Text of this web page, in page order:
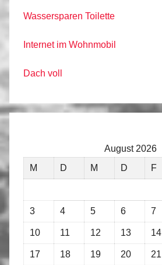
Wassersparen Toilette
Internet im Wohnmobil
Dach voll
August 2026
M
D M D F
3 4 5 6 7
10 11 12 13 14
17 18 19 20 21